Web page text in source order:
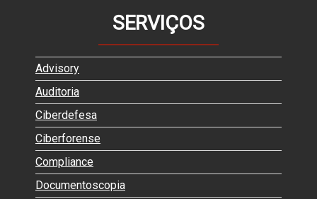
SERVIÇOS
Advisory
Auditoria
Ciberdefesa
Ciberforense
Compliance
Documentoscopia